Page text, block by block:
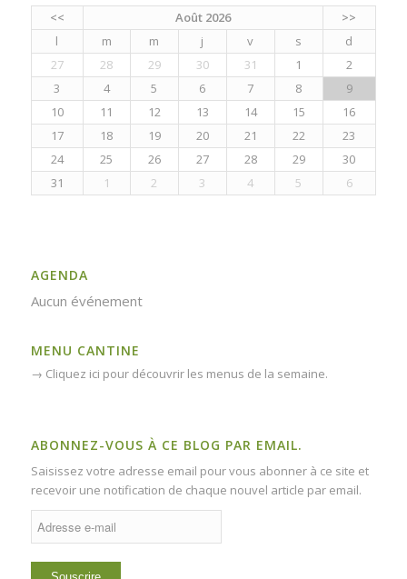
<< Août 2026
>>
l
m m j v s
d
27
28 29 30 31 1
2
3
4 5 6 7 8
9
10
11 12 13 14 15
16
17
18 19 20 21 22
23
24
25 26 27 28 29
30
31
1 2 3 4 5 6
AGENDA
Aucun événement
MENU CANTINE
→ Cliquez ici pour découvrir les menus de la semaine.
ABONNEZ-VOUS À CE BLOG PAR EMAIL.
Saisissez votre adresse email pour vous abonner à ce site et
recevoir une notification de chaque nouvel article par email.
Adresse